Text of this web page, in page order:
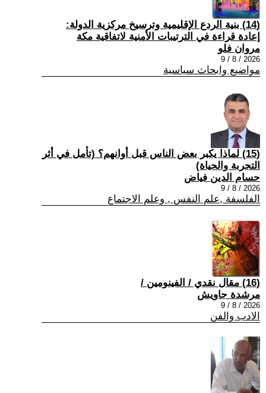
(14) بنية الردع الإقليمية وترسيخ مركزية الدولة:
إعادة قراءة في الترتيبات الأمنية لاتفاقية مكة
مروان فلو
2026 / 8 / 9
مواضيع وابحاث سياسية
(15) لماذا يكبر بعض الناس قبل أوانهم؟ (تأمل في أثر
التجربة والحياة)
حسام الدين فياض
2026 / 8 / 9
الفلسفة ,علم النفس , وعلم الاجتماع
(16) مقال نقدي / الفينومين /
مرشدة جاويش
2026 / 8 / 9
الادب والفن